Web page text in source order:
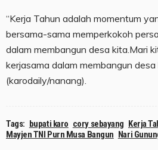
“Kerja Tahun adalah momentum
bersama-sama memperkokoh
dalam membangun desa kita.Mari
kerjasama dalam membangun desa
(karodaily/nanang).
Tags: bupati karo cory sebayang Kerja
Mayjen TNI Purn Musa Bangun Nari